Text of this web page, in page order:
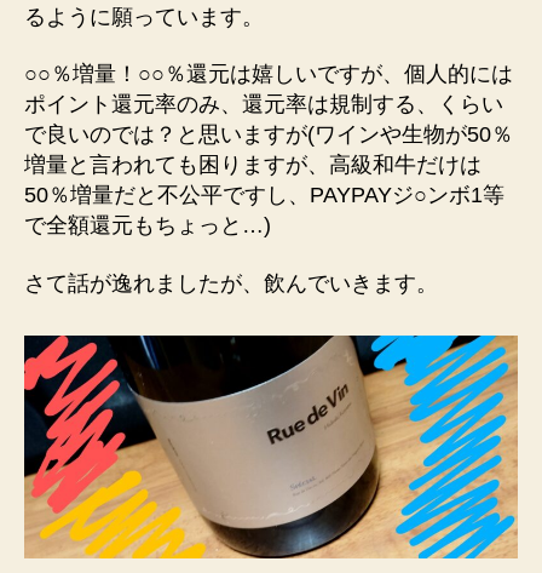
るように願っています。
○○％増量！○○％還元は嬉しいですが、個人的には
ポイント還元率のみ、還元率は規制する、くらい
で良いのでは？と思いますが(ワインや生物が50％
増量と言われても困りますが、高級和牛だけは
50％増量だと不公平ですし、PAYPAYジ○ンボ1等
で全額還元もちょっと…)
さて話が逸れましたが、飲んでいきます。